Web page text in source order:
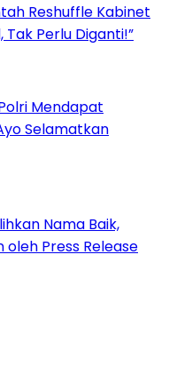
Reshuffle Kabinet
Tak Perlu Diganti!”
Mendapat
Selamatkan
Nama Baik,
oleh Press Release